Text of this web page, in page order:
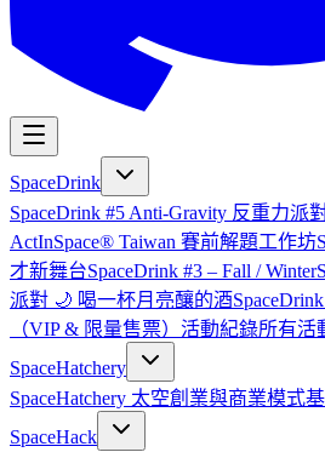
SpaceDrink
SpaceDrink #5 Anti-Gravity 反重力派
ActInSpace® Taiwan 賽前解題工作坊
才新舞台SpaceDrink #3 – Fall / Winter
派對 🌙 喝一杯月亮釀的酒
（VIP & 限量售票） 活動紀錄所有活
SpaceHatchery
SpaceHatchery 太空創業與商業模式
SpaceHack